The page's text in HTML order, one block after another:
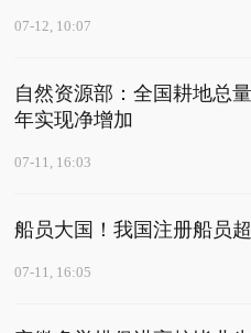
07-12, 10:07
自然资源部：全国耕地总
年实现净增加
07-11, 16:03
船员大国！我国注册船员
07-11, 16:05